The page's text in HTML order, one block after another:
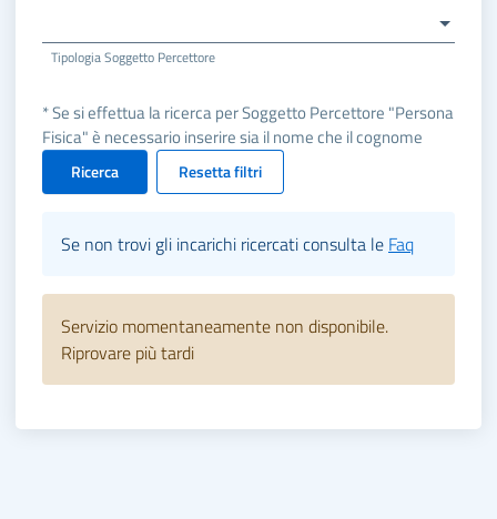
Tipologia Soggetto Percettore
* Se si effettua la ricerca per Soggetto Percettore "Persona
Fisica" è necessario inserire sia il nome che il cognome
Ricerca Resetta filtri
Se non trovi gli incarichi ricercati consulta le Faq
Servizio momentaneamente non disponibile.
Riprovare più tardi